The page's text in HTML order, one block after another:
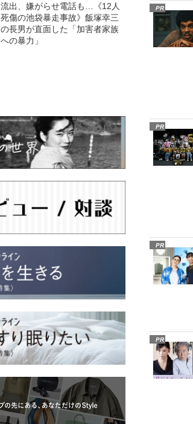
流出、嫌がらせ電話も…《12人
死傷の池袋暴走事故》飯塚幸三
の長男が直面した「加害者家族
への暴力」
PR
PR
PR
PR